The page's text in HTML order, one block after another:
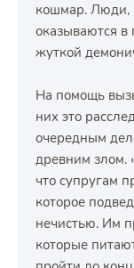
кошмар. Люди,
оказываются
жуткой
На помощь
них это
очередным
древним злом.
что супругам
которое
нечистью. Им
которые